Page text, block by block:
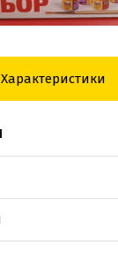
Характеристики